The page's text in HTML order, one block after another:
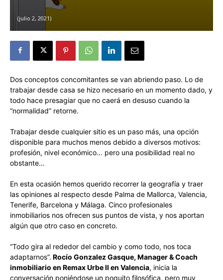
julio 2, 2021
Dos conceptos concomitantes se van abriendo paso. Lo de
trabajar desde casa se hizo necesario en un momento dado, y
todo hace presagiar que no caerá en desuso cuando la
“normalidad” retorne.
Trabajar desde cualquier sitio es un paso más, una opción
disponible para muchos menos debido a diversos motivos:
profesión, nivel económico… pero una posibilidad real no
obstante…
En esta ocasión hemos querido recorrer la geografía y traer
las opiniones al respecto desde Palma de Mallorca, Valencia,
Tenerife, Barcelona y Málaga. Cinco profesionales
inmobiliarios nos ofrecen sus puntos de vista, y nos aportan
algún que otro caso en concreto.
“Todo gira al rededor del cambio y como todo, nos toca
adaptarnos”. Rocío Gonzalez Gasque, Manager & Coach
inmobiliario en Remax Urbe II en Valencia, inicia la
conversación poniéndose un poquito filosófica, pero muy